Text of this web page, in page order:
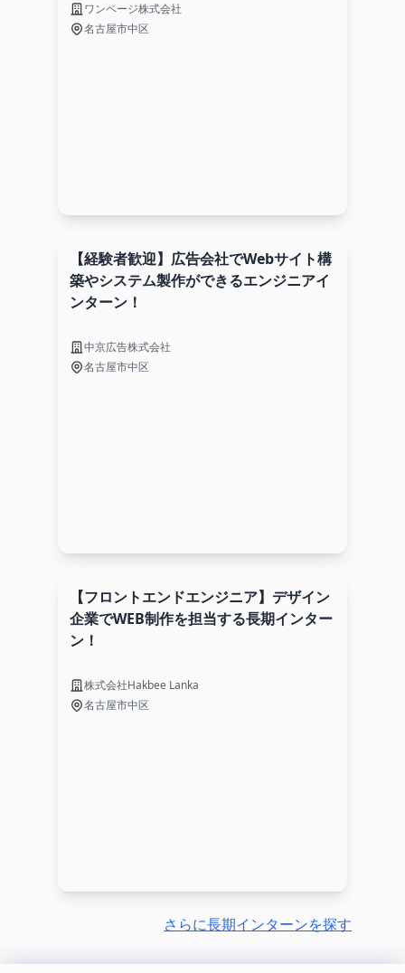
ワンページ株式会社
名古屋市中区
【経験者歓迎】広告会社でWebサイト構
築やシステム製作ができるエンジニアイ
ンターン！
中京広告株式会社
名古屋市中区
【フロントエンドエンジニア】デザイン
企業でWEB制作を担当する長期インター
ン！
株式会社Hakbee Lanka
名古屋市中区
さらに長期インターンを探す